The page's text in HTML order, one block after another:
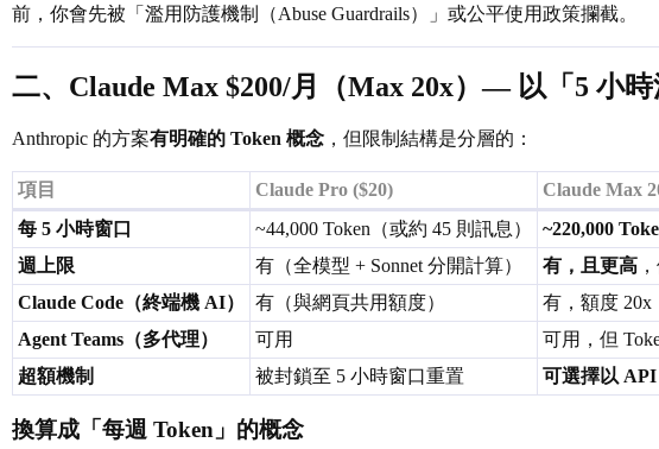
前，你會先被「濫用防護機制（Abuse Guardrails）」或公平使用政策攔截。
二、Claude Max $200/月（Max 20x）— 以「5 小
Anthropic 的方案有明確的 Token 概念 ，但限制結構是分層的：
項目 Claude Pro ($20)
Claude Max
每 5 小時窗口
~44,000 Token（或約 45 則訊息） ~220,000
週上限
有（全模型 + Sonnet 分開計算） 有，且更高
Claude Code（終端機 AI）
有（與網頁共用額度）
有，額度 20x
Agent Teams（多代理）
可用
可用，但
超額機制
被封鎖至 5 小時窗口重置 可選擇以
換算成「每週 Token」的概念